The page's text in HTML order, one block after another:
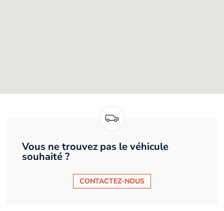
Vous ne trouvez pas le véhicule
souhaité ?
CONTACTEZ-NOUS